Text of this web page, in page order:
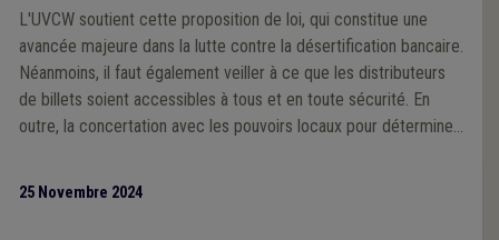
L'UVCW soutient cette proposition de loi, qui constitue une
avancée majeure dans la lutte contre la désertification bancaire.
Néanmoins, il faut également veiller à ce que les distributeurs
de billets soient accessibles à tous et en toute sécurité. En
outre, la concertation avec les pouvoirs locaux pour déterminer
25 Novembre 2024